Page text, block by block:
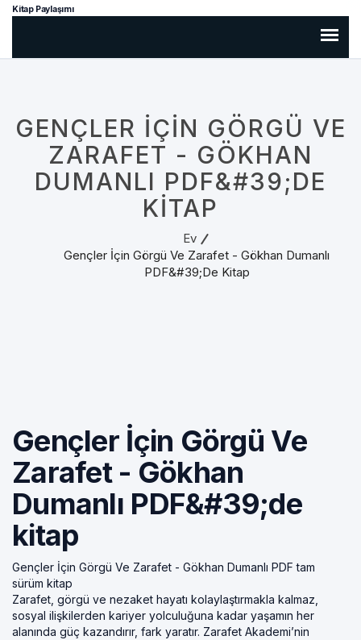
Kitap Paylaşımı
GENÇLER İÇIN GÖRGÜ VE
ZARAFET - GÖKHAN
DUMANLI PDF&#39;DE
KITAP
Ev
Gençler İçin Görgü Ve Zarafet - Gökhan Dumanlı
PDF&#39;de Kitap
Gençler İçin Görgü Ve
Zarafet - Gökhan
Dumanlı PDF&#39;de
kitap
Gençler İçin Görgü Ve Zarafet - Gökhan Dumanlı PDF tam
sürüm kitap
Zarafet, görgü ve nezaket hayatı kolaylaştırmakla kalmaz,
sosyal ilişkilerden kariyer yolculuğuna kadar yaşamın her
alanında güç kazandırır, fark yaratır. Zarafet Akademi’nin